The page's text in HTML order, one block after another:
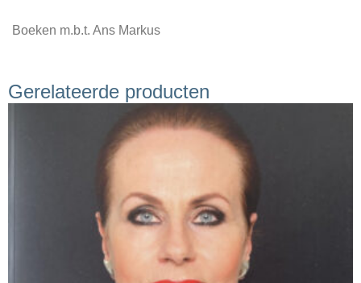
Boeken m.b.t. Ans Markus
Gerelateerde producten